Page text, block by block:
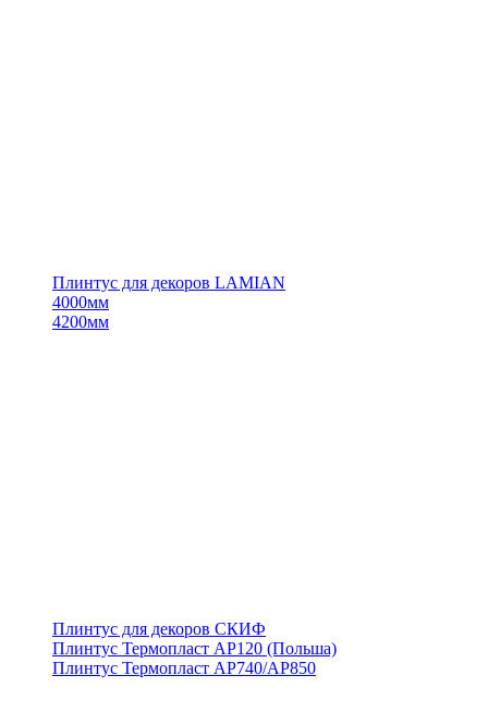
Плинтус для декоров LAMIAN
4000мм
4200мм
Плинтус для декоров СКИФ
Плинтус Термопласт АР120 (Польша)
Плинтус Термопласт АР740/АР850